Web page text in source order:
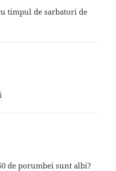
timpul de sarbatori de
de porumbei sunt albi?